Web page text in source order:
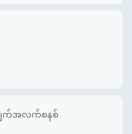
ျက်အလက်စနစ်